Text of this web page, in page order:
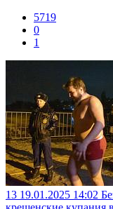
5719
0
1
13 19.01.2025 14:02